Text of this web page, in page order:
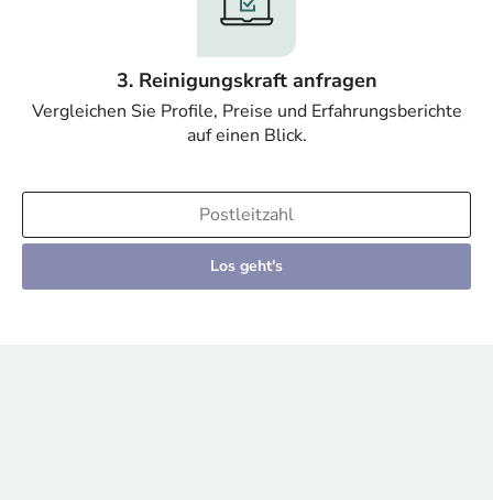
3. Reinigungskraft anfragen
Vergleichen Sie Profile, Preise und Erfahrungsberichte
auf einen Blick.
Los geht's